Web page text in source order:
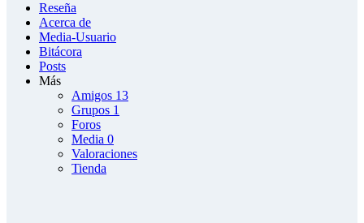
Reseña
Acerca de
Media-Usuario
Bitácora
Posts
Más
Amigos 13
Grupos 1
Foros
Media 0
Valoraciones
Tienda